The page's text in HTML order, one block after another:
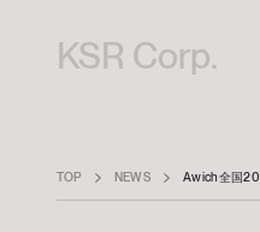
KSR Corp.
TOP NEWS Awich全国20